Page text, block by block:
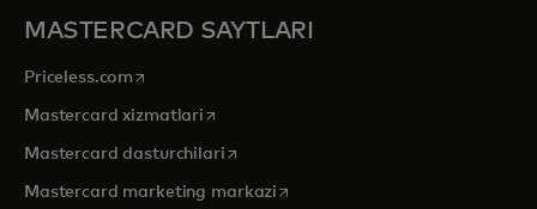
MASTERCARD SAYTLARI
Priceless.com opens in a new tab
Mastercard xizmatlari opens in a new tab
Mastercard dasturchilariopens in a new tab
Mastercard marketing markazi opens in a new tab